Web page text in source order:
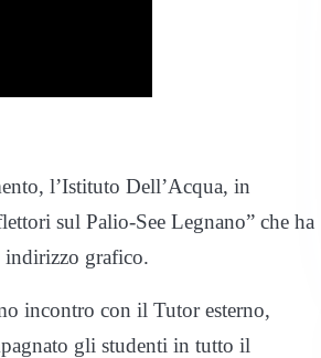
l’Istituto Dell’Acqua, in
sul Palio-See Legnano” che ha
indirizzo grafico.
incontro con il Tutor esterno,
gli studenti in tutto il